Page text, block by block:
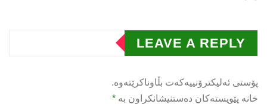
LEAVE A REPLY
پۆستی ئەلیکترۆنییەکەت بڵاوناکرێتەوە.
خانە پێویستەکان دەستنیشانکراون بە *